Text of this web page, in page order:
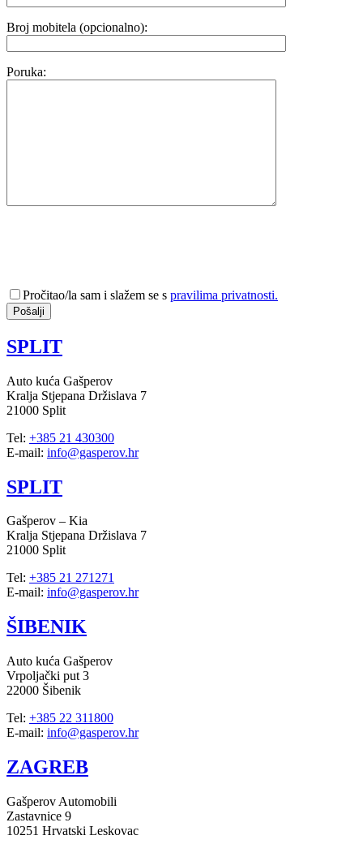
Broj mobitela (opcionalno):
Poruka:
Pročitao/la sam i slažem se s pravilima privatnosti.
SPLIT
Auto kuća Gašperov
Kralja Stjepana Držislava 7
21000 Split
Tel: +385 21 430300
E-mail: info@gasperov.hr
SPLIT
Gašperov – Kia
Kralja Stjepana Držislava 7
21000 Split
Tel: +385 21 271271
E-mail: info@gasperov.hr
ŠIBENIK
Auto kuća Gašperov
Vrpoljački put 3
22000 Šibenik
Tel: +385 22 311800
E-mail: info@gasperov.hr
ZAGREB
Gašperov Automobili
Zastavnice 9
10251 Hrvatski Leskovac